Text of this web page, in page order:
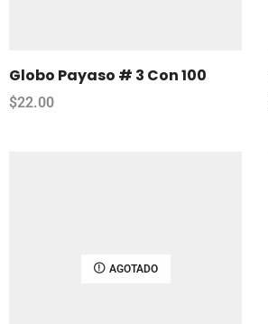
Globo Payaso # 3 Con 100
$22.00
AGOTADO